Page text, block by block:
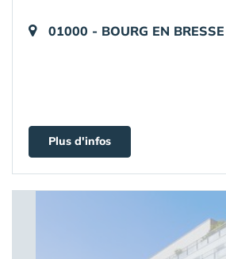
01000 - BOURG EN BRESSE
Plus d'infos